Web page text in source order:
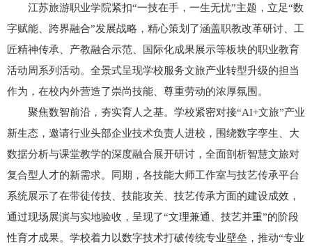
江苏旅游职业学院紧扣“一技在手，一生无忧”主题，立足“数
字赋能、跨界融合”发展战略，精心策划了涵盖职教改革研讨、工
匠精神传承、产教融合示范、国际化成果展示等板块的职业教育
活动周系列活动。全景式呈现学校服务文旅产业转型升级的担当
作为，在校内外营造了崇尚技能、尊重劳动的浓厚氛围。
聚焦数智前沿，夯实育人之基。学校紧密对接“AI+文旅”产业
新生态，邀请行业头部企业技术负责人进校，围绕数字孪生、大
数据分析与课堂教学的深度融合展开研讨，全面剖析智慧文旅对
复合型人才的新需求。同期，各技能大师工作室与技艺传承平台
系统展示了在带徒传技、技能攻关、技艺传承方面的建设成效，
通过现场展演与实地验收，呈现了“文理兼通、技艺并重”的阶段
性育才成果。学校着力以数字技术打破传统专业壁垒，推动“专业